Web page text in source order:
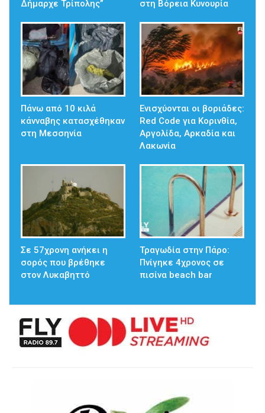
Δήμαρχε Τρίπολης” στη Βόρεια Κυνουρία
Πάνω από 10 κιλά
κάνναβης κατασχέθηκαν
στη Μεσσηνία
Ενισχύονται οι βοριάδες:
Red Code για Κορινθία,
Αργολίδα, Αρκαδία και
Λακωνία
Σε 57χρονη ανήκει η
σορός που βρέθηκε
στον Λυκαβηττό
Τραγωδία στην Πάρο:
Πνίγηκε 4χρονος σε
πισίνα beach bar